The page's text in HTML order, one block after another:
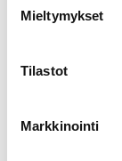
Mieltymykset
Tilastot
Markkinointi
Play
Ice sports